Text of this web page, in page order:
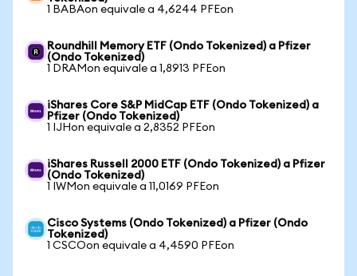
1 BABAon equivale a 4,6244 PFEon
Roundhill Memory ETF (Ondo Tokenized) a Pfizer
(Ondo Tokenized)
1 DRAMon equivale a 1,8913 PFEon
iShares Core S&P MidCap ETF (Ondo Tokenized) a
Pfizer (Ondo Tokenized)
1 IJHon equivale a 2,8352 PFEon
iShares Russell 2000 ETF (Ondo Tokenized) a Pfizer
(Ondo Tokenized)
1 IWMon equivale a 11,0169 PFEon
Cisco Systems (Ondo Tokenized) a Pfizer (Ondo
Tokenized)
1 CSCOon equivale a 4,4590 PFEon